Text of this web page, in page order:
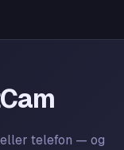
telefon — og